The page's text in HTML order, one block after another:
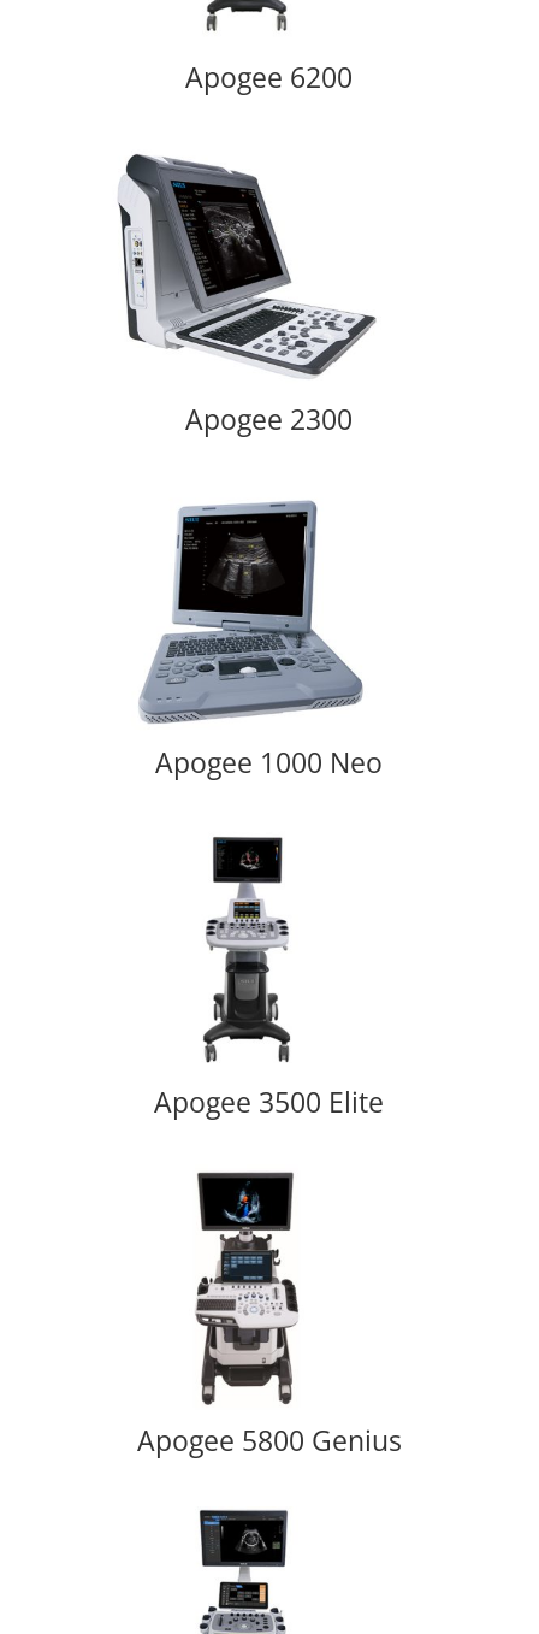
Apogee 6200
Apogee 2300
Apogee 1000 Neo
Apogee 3500 Elite
Apogee 5800 Genius